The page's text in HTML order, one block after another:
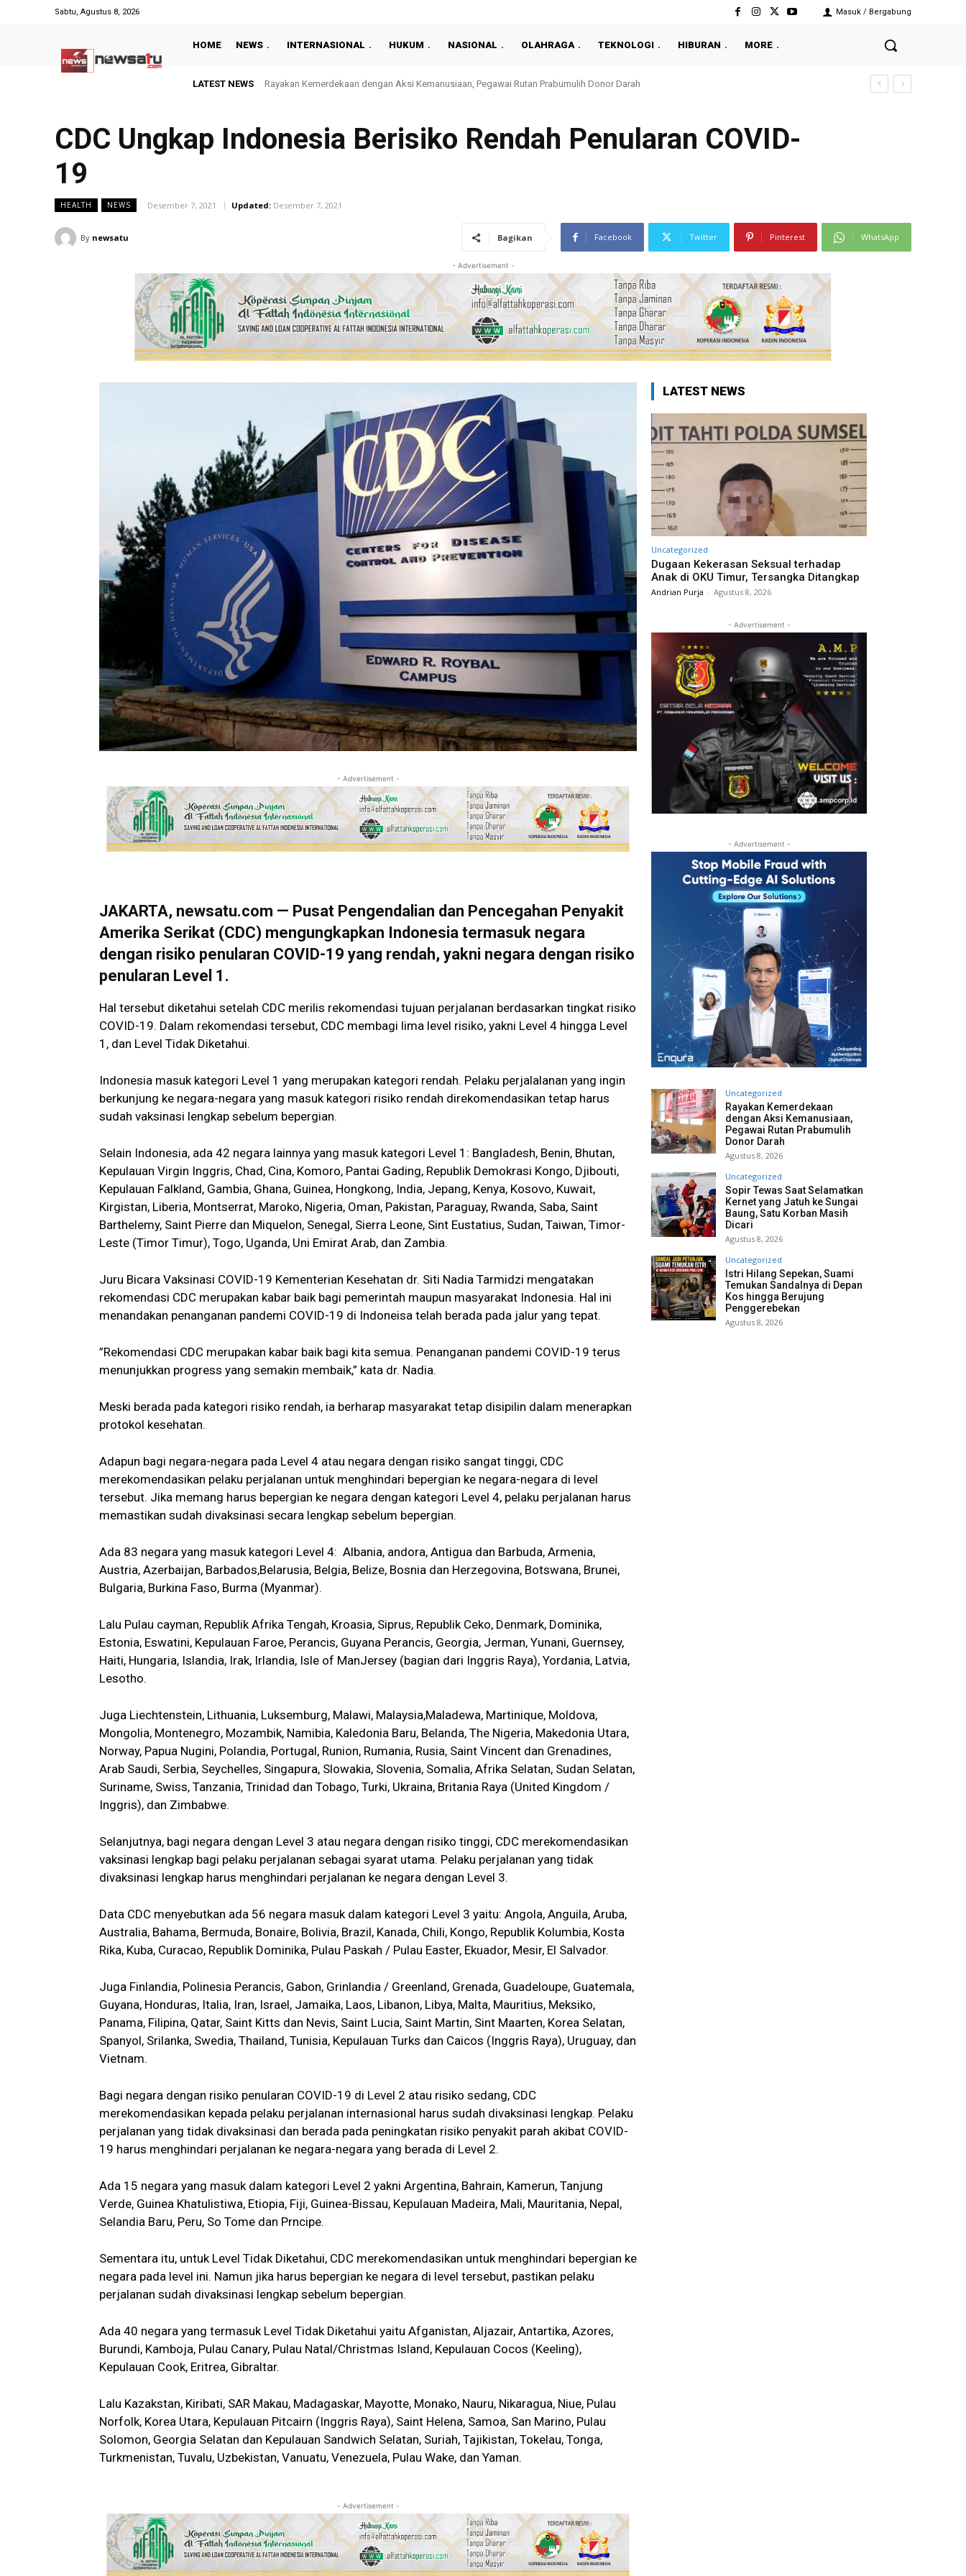
Sabtu, Agustus 8, 2026 Masuk / Bergabung
HOME NEWS INTERNASIONAL HUKUM NASIONAL OLAHRAGA TEKNOLOGI HIBURAN MORE
LATEST NEWS Sopir Tewas Saat Selamatkan Kernet yang Jatuh ke Sungai Baung, Satu Korban Masih Dicari
CDC Ungkap Indonesia Berisiko Rendah Penularan COVID-
19
HEALTH NEWS Desember 7, 2021 Updated: Desember 7, 2021
By newsatu Bagikan Facebook Twitter Pinterest WhatsApp
- Advertisement -
- Advertisement -
JAKARTA, newsatu.com — Pusat Pengendalian dan Pencegahan Penyakit
Amerika Serikat (CDC) mengungkapkan Indonesia termasuk negara
dengan risiko penularan COVID-19 yang rendah, yakni negara dengan risiko
penularan Level 1.
Hal tersebut diketahui setelah CDC merilis rekomendasi tujuan perjalanan berdasarkan tingkat risiko
COVID-19. Dalam rekomendasi tersebut, CDC membagi lima level risiko, yakni Level 4 hingga Level
1, dan Level Tidak Diketahui.
Indonesia masuk kategori Level 1 yang merupakan kategori rendah. Pelaku perjalalanan yang ingin
berkunjung ke negara-negara yang masuk kategori risiko rendah direkomendasikan tetap harus
sudah vaksinasi lengkap sebelum bepergian.
Selain Indonesia, ada 42 negara lainnya yang masuk kategori Level 1: Bangladesh, Benin, Bhutan,
Kepulauan Virgin Inggris, Chad, Cina, Komoro, Pantai Gading, Republik Demokrasi Kongo, Djibouti,
Kepulauan Falkland, Gambia, Ghana, Guinea, Hongkong, India, Jepang, Kenya, Kosovo, Kuwait,
Kirgistan, Liberia, Montserrat, Maroko, Nigeria, Oman, Pakistan, Paraguay, Rwanda, Saba, Saint
Barthelemy, Saint Pierre dan Miquelon, Senegal, Sierra Leone, Sint Eustatius, Sudan, Taiwan, Timor-
Leste (Timor Timur), Togo, Uganda, Uni Emirat Arab, dan Zambia.
Juru Bicara Vaksinasi COVID-19 Kementerian Kesehatan dr. Siti Nadia Tarmidzi mengatakan
rekomendasi CDC merupakan kabar baik bagi pemerintah maupun masyarakat Indonesia. Hal ini
menandakan penanganan pandemi COVID-19 di Indoneisa telah berada pada jalur yang tepat.
”Rekomendasi CDC merupakan kabar baik bagi kita semua. Penanganan pandemi COVID-19 terus
menunjukkan progress yang semakin membaik,” kata dr. Nadia.
Meski berada pada kategori risiko rendah, ia berharap masyarakat tetap disipilin dalam menerapkan
protokol kesehatan.
Adapun bagi negara-negara pada Level 4 atau negara dengan risiko sangat tinggi, CDC
merekomendasikan pelaku perjalanan untuk menghindari bepergian ke negara-negara di level
tersebut. Jika memang harus bepergian ke negara dengan kategori Level 4, pelaku perjalanan harus
memastikan sudah divaksinasi secara lengkap sebelum bepergian.
Ada 83 negara yang masuk kategori Level 4: Albania, andora, Antigua dan Barbuda, Armenia,
Austria, Azerbaijan, Barbados,Belarusia, Belgia, Belize, Bosnia dan Herzegovina, Botswana, Brunei,
Bulgaria, Burkina Faso, Burma (Myanmar).
Lalu Pulau cayman, Republik Afrika Tengah, Kroasia, Siprus, Republik Ceko, Denmark, Dominika,
Estonia, Eswatini, Kepulauan Faroe, Perancis, Guyana Perancis, Georgia, Jerman, Yunani, Guernsey,
Haiti, Hungaria, Islandia, Irak, Irlandia, Isle of ManJersey (bagian dari Inggris Raya), Yordania, Latvia,
Lesotho.
Juga Liechtenstein, Lithuania, Luksemburg, Malawi, Malaysia,Maladewa, Martinique, Moldova,
Mongolia, Montenegro, Mozambik, Namibia, Kaledonia Baru, Belanda, The Nigeria, Makedonia Utara,
Norway, Papua Nugini, Polandia, Portugal, Runion, Rumania, Rusia, Saint Vincent dan Grenadines,
Arab Saudi, Serbia, Seychelles, Singapura, Slowakia, Slovenia, Somalia, Afrika Selatan, Sudan Selatan,
Suriname, Swiss, Tanzania, Trinidad dan Tobago, Turki, Ukraina, Britania Raya (United Kingdom /
Inggris), dan Zimbabwe.
Selanjutnya, bagi negara dengan Level 3 atau negara dengan risiko tinggi, CDC merekomendasikan
vaksinasi lengkap bagi pelaku perjalanan sebagai syarat utama. Pelaku perjalanan yang tidak
divaksinasi lengkap harus menghindari perjalanan ke negara dengan Level 3.
Data CDC menyebutkan ada 56 negara masuk dalam kategori Level 3 yaitu: Angola, Anguila, Aruba,
Australia, Bahama, Bermuda, Bonaire, Bolivia, Brazil, Kanada, Chili, Kongo, Republik Kolumbia, Kosta
Rika, Kuba, Curacao, Republik Dominika, Pulau Paskah / Pulau Easter, Ekuador, Mesir, El Salvador.
Juga Finlandia, Polinesia Perancis, Gabon, Grinlandia / Greenland, Grenada, Guadeloupe, Guatemala,
Guyana, Honduras, Italia, Iran, Israel, Jamaika, Laos, Libanon, Libya, Malta, Mauritius, Meksiko,
Panama, Filipina, Qatar, Saint Kitts dan Nevis, Saint Lucia, Saint Martin, Sint Maarten, Korea Selatan,
Spanyol, Srilanka, Swedia, Thailand, Tunisia, Kepulauan Turks dan Caicos (Inggris Raya), Uruguay, dan
Vietnam.
Bagi negara dengan risiko penularan COVID-19 di Level 2 atau risiko sedang, CDC
merekomendasikan kepada pelaku perjalanan internasional harus sudah divaksinasi lengkap. Pelaku
perjalanan yang tidak divaksinasi dan berada pada peningkatan risiko penyakit parah akibat COVID-
19 harus menghindari perjalanan ke negara-negara yang berada di Level 2.
Ada 15 negara yang masuk dalam kategori Level 2 yakni Argentina, Bahrain, Kamerun, Tanjung
Verde, Guinea Khatulistiwa, Etiopia, Fiji, Guinea-Bissau, Kepulauan Madeira, Mali, Mauritania, Nepal,
Selandia Baru, Peru, So Tome dan Prncipe.
Sementara itu, untuk Level Tidak Diketahui, CDC merekomendasikan untuk menghindari bepergian ke
negara pada level ini. Namun jika harus bepergian ke negara di level tersebut, pastikan pelaku
perjalanan sudah divaksinasi lengkap sebelum bepergian.
Ada 40 negara yang termasuk Level Tidak Diketahui yaitu Afganistan, Aljazair, Antartika, Azores,
Burundi, Kamboja, Pulau Canary, Pulau Natal/Christmas Island, Kepulauan Cocos (Keeling),
Kepulauan Cook, Eritrea, Gibraltar.
Lalu Kazakstan, Kiribati, SAR Makau, Madagaskar, Mayotte, Monako, Nauru, Nikaragua, Niue, Pulau
Norfolk, Korea Utara, Kepulauan Pitcairn (Inggris Raya), Saint Helena, Samoa, San Marino, Pulau
Solomon, Georgia Selatan dan Kepulauan Sandwich Selatan, Suriah, Tajikistan, Tokelau, Tonga,
Turkmenistan, Tuvalu, Uzbekistan, Vanuatu, Venezuela, Pulau Wake, dan Yaman.
- Advertisement -
LATEST NEWS
Uncategorized
Dugaan Kekerasan Seksual terhadap
Anak di OKU Timur, Tersangka Ditangkap
Andrian Purja - Agustus 8, 2026
- Advertisement -
- Advertisement -
Uncategorized
Rayakan Kemerdekaan
dengan Aksi Kemanusiaan,
Pegawai Rutan Prabumulih
Donor Darah
Agustus 8, 2026
Uncategorized
Sopir Tewas Saat Selamatkan
Kernet yang Jatuh ke Sungai
Baung, Satu Korban Masih
Dicari
Agustus 8, 2026
Uncategorized
Istri Hilang Sepekan, Suami
Temukan Sandalnya di Depan
Kos hingga Berujung
Penggerebekan
Agustus 8, 2026